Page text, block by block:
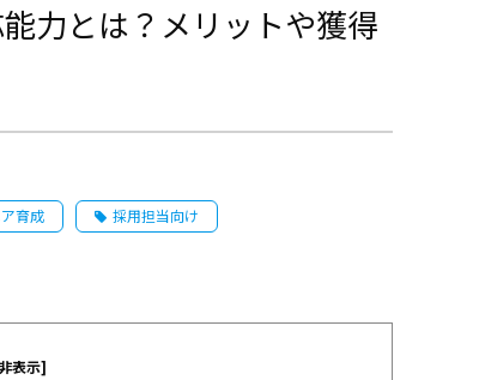
力とは？メリットや獲得
育成 採用担当向け
表示]